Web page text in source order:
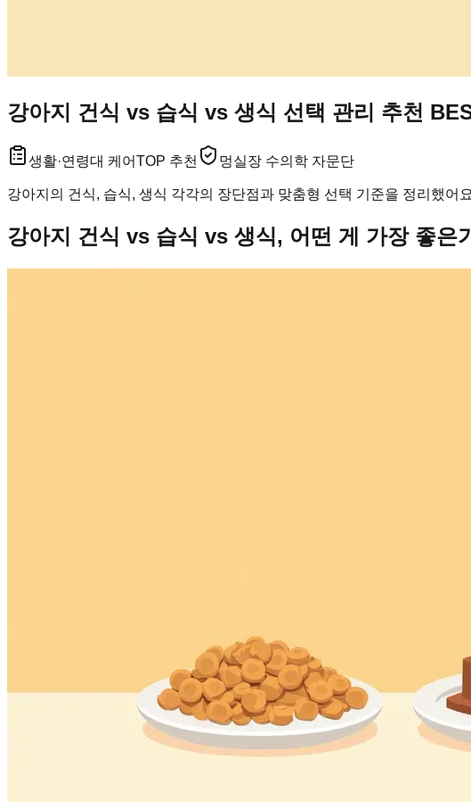
강아지 건식 vs 습식 vs 생식 선택 관리 추천
생활·연령대 케어TOP 추천 멍실장 수의학 자문단
강아지의 건식, 습식, 생식 각각의 장단점과 맞춤형 선택 기준을 정리했
강아지 건식 vs 습식 vs 생식, 어떤 게 가장 좋은